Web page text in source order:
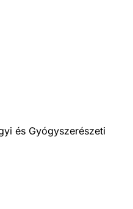
és Gyógyszerészeti